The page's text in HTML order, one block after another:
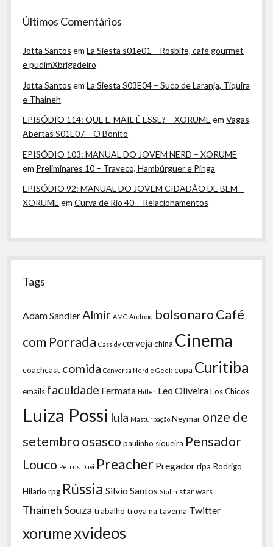
Últimos Comentários
Jotta Santos emLa Siesta s01e01 – Rosbife, café gourmet
e pudimXbrigadeiro
Jotta Santos emLa Siesta S03E04 – Suco de Laranja, Tiquira
e Thaineh
EPISÓDIO 114: QUE E-MAIL É ESSE? – XORUME emVagas
Abertas S01E07 – O Bonito
EPISÓDIO 103: MANUAL DO JOVEM NERD – XORUME
em Preliminares 10 – Traveco, Hambúrguer e Pinga
EPISÓDIO 92: MANUAL DO JOVEM CIDADÃO DE BEM –
XORUME emCurva de Rio 40 – Relacionamentos
Tags
Adam Sandler Almir AMC Android bolsonaroCafé
com Porrada Cassidy cervejachina Cinema
coachcast comida Conversa Nerd e Geek copa Curitiba
emails faculdade Fermata Hitler Leo OliveiraLos Chicos
Luiza Possi lula Masturbação Neymar onze de
setembroosasco paulinho siqueira Pensador
Louco Petrus Davi Preacher Pregadorripa Rodrigo
Hilario rpg Rússia Silvio Santos Stalin star wars
Thaineh Souza trabalho trova na taverna Twitter
xorumexvideos